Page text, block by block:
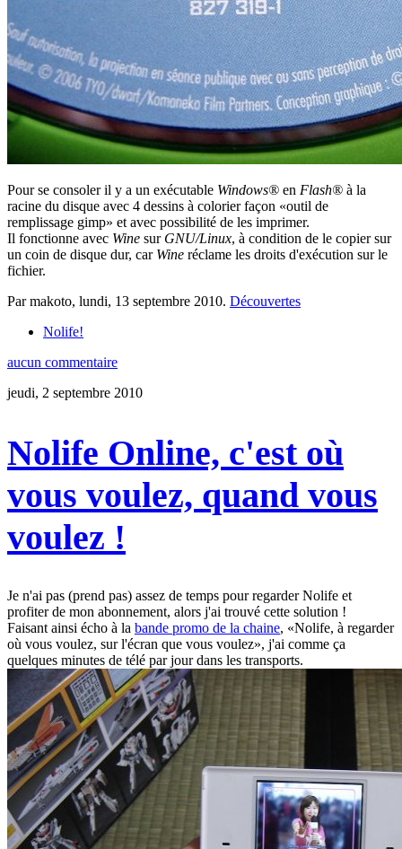
Pour se consoler il y a un exécutable Windows® en Flash® à la
racine du disque avec 4 dessins à colorier façon «outil de
remplissage gimp» et avec possibilité de les imprimer.
Il fonctionne avec Wine sur GNU/Linux, à condition de le copier sur
un coin de disque dur, car Wine réclame les droits d'exécution sur le
fichier.
Par makoto, lundi, 13 septembre 2010. Découvertes
Nolife!
aucun commentaire
jeudi, 2 septembre 2010
Nolife Online, c'est où
vous voulez, quand vous
voulez !
Je n'ai pas (prend pas) assez de temps pour regarder Nolife et
profiter de mon abonnement, alors j'ai trouvé cette solution !
Faisant ainsi écho à la bande promo de la chaine, «Nolife, à regarder
où vous voulez, sur l'écran que vous voulez», j'ai comme ça
quelques minutes de télé par jour dans les transports.